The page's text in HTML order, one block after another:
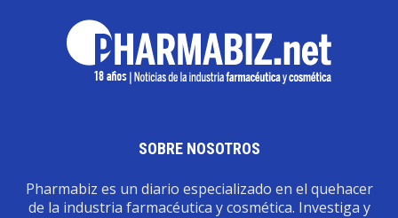
SOBRE NOSOTROS
Pharmabiz es un diario especializado en el quehacer
de la industria farmacéutica y cosmética. Investiga y